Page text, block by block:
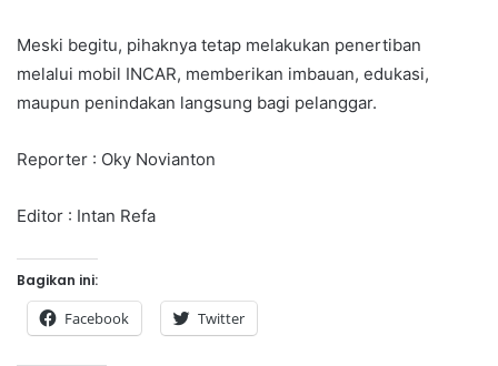
Meski begitu, pihaknya tetap melakukan penertiban
melalui mobil INCAR, memberikan imbauan, edukasi,
maupun penindakan langsung bagi pelanggar.
Reporter : Oky Novianton
Editor : Intan Refa
Bagikan ini:
Facebook Twitter